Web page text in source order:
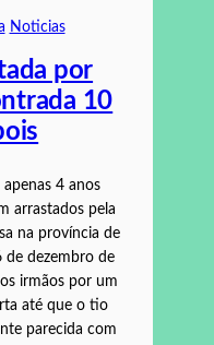
Noticias
por
10
4 anos
arrastados pela
na província de
de dezembro de
irmãos por um
até que o tio
parecida com